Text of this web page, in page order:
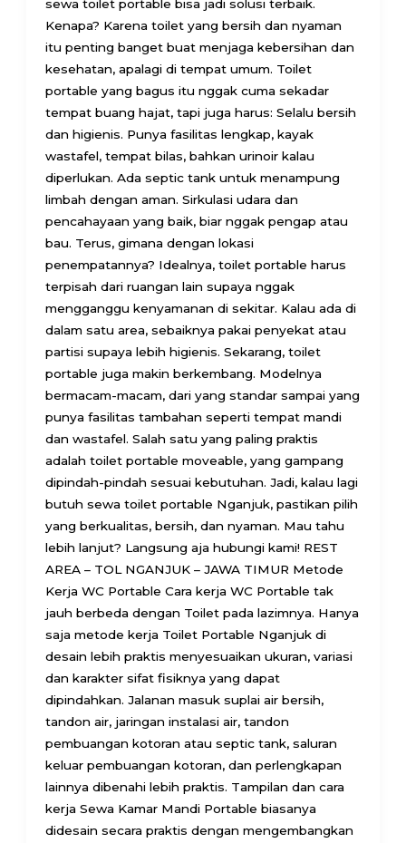
sewa toilet portable bisa jadi solusi terbaik.
Kenapa? Karena toilet yang bersih dan nyaman
itu penting banget buat menjaga kebersihan dan
kesehatan, apalagi di tempat umum. Toilet
portable yang bagus itu nggak cuma sekadar
tempat buang hajat, tapi juga harus: Selalu bersih
dan higienis. Punya fasilitas lengkap, kayak
wastafel, tempat bilas, bahkan urinoir kalau
diperlukan. Ada septic tank untuk menampung
limbah dengan aman. Sirkulasi udara dan
pencahayaan yang baik, biar nggak pengap atau
bau. Terus, gimana dengan lokasi
penempatannya? Idealnya, toilet portable harus
terpisah dari ruangan lain supaya nggak
mengganggu kenyamanan di sekitar. Kalau ada di
dalam satu area, sebaiknya pakai penyekat atau
partisi supaya lebih higienis. Sekarang, toilet
portable juga makin berkembang. Modelnya
bermacam-macam, dari yang standar sampai yang
punya fasilitas tambahan seperti tempat mandi
dan wastafel. Salah satu yang paling praktis
adalah toilet portable moveable, yang gampang
dipindah-pindah sesuai kebutuhan. Jadi, kalau lagi
butuh sewa toilet portable Nganjuk, pastikan pilih
yang berkualitas, bersih, dan nyaman. Mau tahu
lebih lanjut? Langsung aja hubungi kami! REST
AREA – TOL NGANJUK – JAWA TIMUR Metode
Kerja WC Portable Cara kerja WC Portable tak
jauh berbeda dengan Toilet pada lazimnya. Hanya
saja metode kerja Toilet Portable Nganjuk di
desain lebih praktis menyesuaikan ukuran, variasi
dan karakter sifat fisiknya yang dapat
dipindahkan. Jalanan masuk suplai air bersih,
tandon air, jaringan instalasi air, tandon
pembuangan kotoran atau septic tank, saluran
keluar pembuangan kotoran, dan perlengkapan
lainnya dibenahi lebih praktis. Tampilan dan cara
kerja Sewa Kamar Mandi Portable biasanya
didesain secara praktis dengan mengembangkan